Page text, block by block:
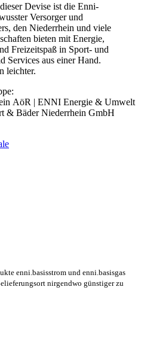
Devise ist die Enni-
Versorger und
den Niederrhein und viele
bieten mit Energie,
Freizeitspaß in Sport- und
Services aus einer Hand.
leichter.
AöR | ENNI Energie & Umwelt
& Bäder Niederrhein GmbH
enni.basisstrom und enni.basisgas
nirgendwo günstiger zu